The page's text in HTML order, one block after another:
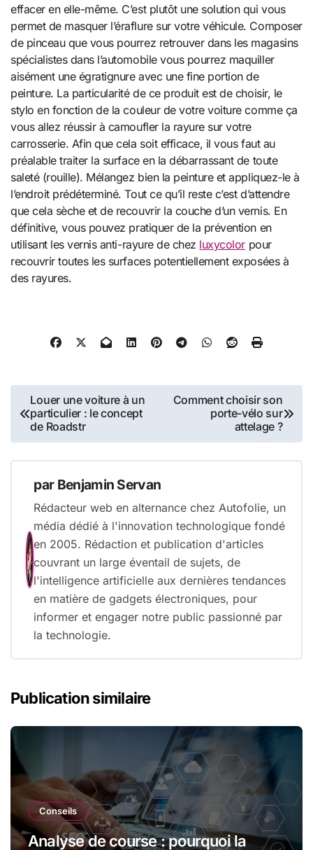
effacer en elle-même. C’est plutôt une solution qui vous
permet de masquer l’éraflure sur votre véhicule. Composer
de pinceau que vous pourrez retrouver dans les magasins
spécialistes dans l’automobile vous pourrez maquiller
aisément une égratignure avec une fine portion de
peinture. La particularité de ce produit est de choisir, le
stylo en fonction de la couleur de votre voiture comme ça
vous allez réussir à camoufler la rayure sur votre
carrosserie. Afin que cela soit efficace, il vous faut au
préalable traiter la surface en la débarrassant de toute
saleté (rouille). Mélangez bien la peinture et appliquez-le à
l’endroit prédéterminé. Tout ce qu’il reste c’est d’attendre
que cela sèche et de recouvrir la couche d’un vernis. En
définitive, vous pouvez pratiquer de la prévention en
utilisant les vernis anti-rayure de chez luxycolor pour
recouvrir toutes les surfaces potentiellement exposées à
des rayures.
Navigation
de
l’article
Louer une voiture à un
particulier : le concept
de Roadstr
Comment choisir son
porte-vélo sur
attelage ?
par Benjamin Servan
Rédacteur web en alternance chez Autofolie, un
média dédié à l'innovation technologique fondé
en 2005. Rédaction et publication d'articles
couvrant un large éventail de sujets, de
l'intelligence artificielle aux dernières tendances
en matière de gadgets électroniques, pour
informer et engager notre public passionné par
la technologie.
Publication similaire
Conseils
Analyse de course : pourquoi la